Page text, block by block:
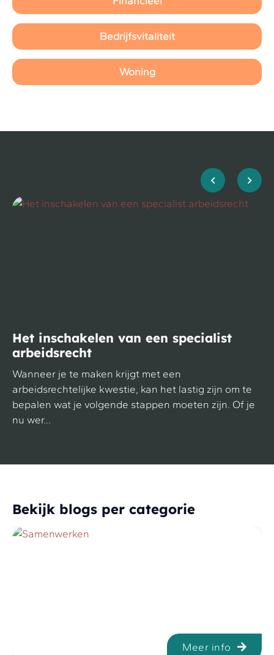
Bedrijfsvitaliteit
Woning
Het inschakelen van een specialist
arbeidsrecht
Wanneer je te maken krijgt met een
arbeidsrechtelijke kwestie, kan het lastig zijn om te
bepalen wat je volgende stappen moeten zijn. Of je
nu wer...
Bekijk blogs per categorie
Meer info